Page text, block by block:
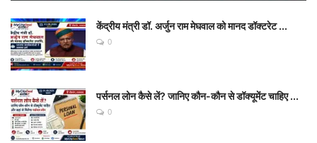
केंद्रीय मंत्री डॉ. अर्जुन राम मेघवाल को मानद डॉक्टरेट ...
0
पर्सनल लोन कैसे लें? जानिए कौन-कौन से डॉक्यूमेंट चाहिए ...
0